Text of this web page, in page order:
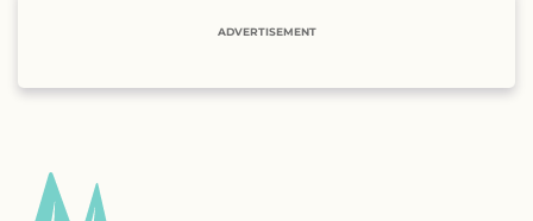
ADVERTISEMENT